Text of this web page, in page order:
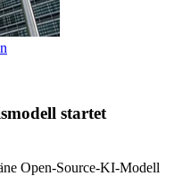
startet
Open-Source-KI-Modell